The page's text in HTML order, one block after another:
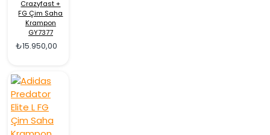
Crazyfast +
FG Çim Saha
Krampon
GY7377
₺15.950,00